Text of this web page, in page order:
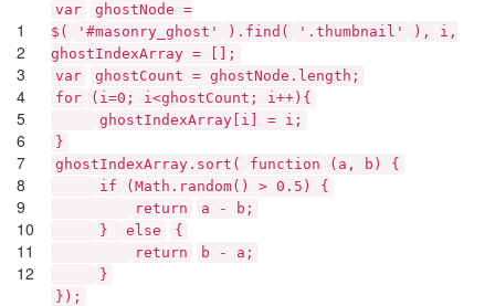
1
2
3
4
5
6
7
8
9
10
11
12
var
ghostNode =
$(
'#masonry_ghost' ).find( '.thumbnail'
), i,
ghostIndexArray = [];
var
ghostCount = ghostNode.length;
for
(i=0; i<ghostCount; i++){
ghostIndexArray[i] = i;
}
ghostIndexArray.sort(
function
(a, b) {
if
(Math.random() > 0.5) {
return
a - b;
}
else
{
return
b - a;
}
});